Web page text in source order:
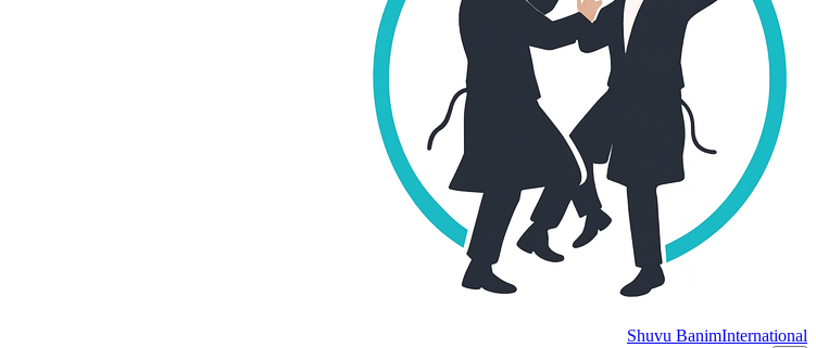
Shuvu BanimInternational